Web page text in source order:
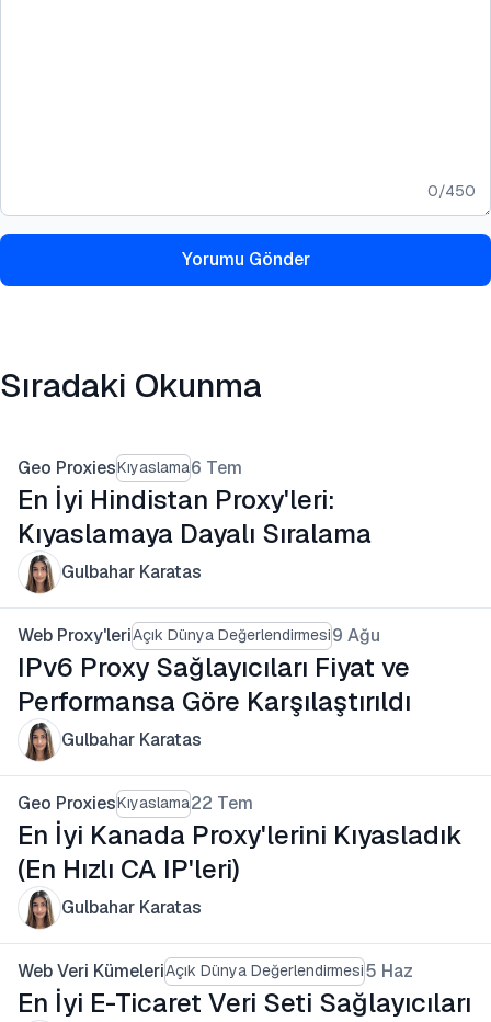
0/450
Yorumu Gönder
Sıradaki Okunma
Geo ProxiesKıyaslama6 Tem
En İyi Hindistan Proxy'leri:
Kıyaslamaya Dayalı Sıralama
Gulbahar Karatas
Web Proxy'leriAçık Dünya Değerlendirmesi9 Ağu
IPv6 Proxy Sağlayıcıları Fiyat ve
Performansa Göre Karşılaştırıldı
Gulbahar Karatas
Geo ProxiesKıyaslama22 Tem
En İyi Kanada Proxy'lerini Kıyasladık
(En Hızlı CA IP'leri)
Gulbahar Karatas
Web Veri KümeleriAçık Dünya Değerlendirmesi5 Haz
En İyi E-Ticaret Veri Seti Sağlayıcıları